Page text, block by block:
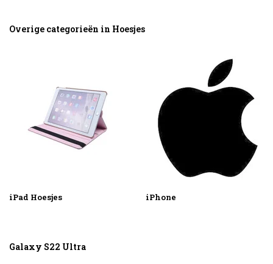
Overige categorieën in Hoesjes
iPad Hoesjes iPhone
Galaxy S22 Ultra